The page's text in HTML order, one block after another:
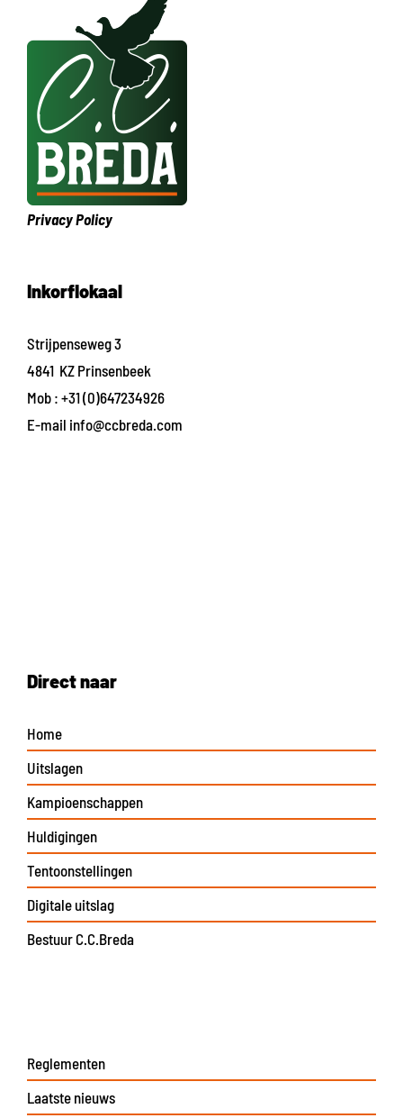
Privacy Policy
Inkorflokaal
Strijpenseweg 3
4841 KZ Prinsenbeek
Mob : +31 (0)647234926
E-mail info@ccbreda.com
Direct naar
Home
Uitslagen
Kampioenschappen
Huldigingen
Tentoonstellingen
Digitale uitslag
Bestuur C.C.Breda
Reglementen
Laatste nieuws